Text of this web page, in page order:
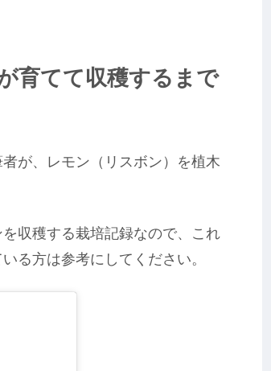
育てて収穫するまで
が、レモン（リスボン）を植木
収穫する栽培記録なので、これ
る方は参考にしてください。